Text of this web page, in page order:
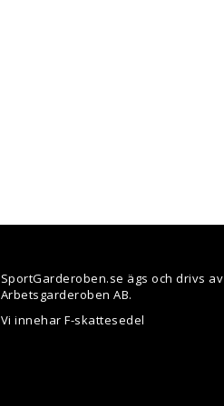
SportGarderoben.se ägs och drivs av
Arbetsgarderoben AB.
Vi innehar F-skattesedel